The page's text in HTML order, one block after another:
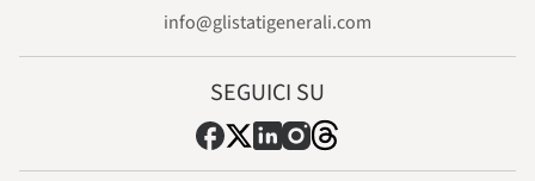
info@glistatigenerali.com
SEGUICI SU